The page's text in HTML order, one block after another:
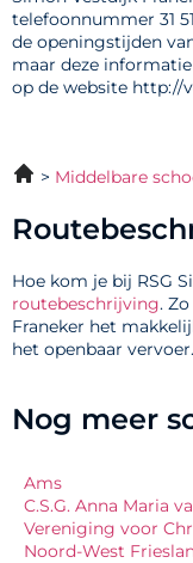
telefoonnummer 31
de openingstijden
maar deze
op de website http://
Middelbare
Hoe kom je bij RSG
routebeschrijving.
Franeker het
het openbaar vervoer.
Nog meer
Ams
C.S.G. Anna Maria
Vereniging voor
Noord-West